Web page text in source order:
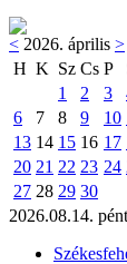
< 2026. április >
H K Sz Cs P
1
2 3
6
7 8 9 10
13 14 15 16 17
20 21 22 23 24
27 28 29 30
2026.08.14.